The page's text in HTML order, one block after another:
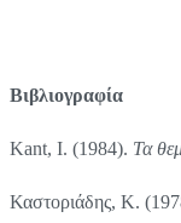
Βιβλιογραφία
Kant, I. (1984). Τα
Καστοριάδης, Κ.